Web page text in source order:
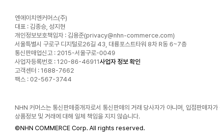
엔에이치엔커머스(주)
대표 : 김종승, 성지현
개인정보보호책임자 : 김용준(privacy@nhn-commerce.com)
서울특별시 구로구 디지털로26길 43, 대륭포스트타워 8차 R동 6~7층
통신판매업신고 : 2015-서울구로-0049
사업자등록번호 : 120-86-46911사업자 정보 확인
고객센터 : 1688-7662
팩스 : 02-567-3744
NHN 커머스는 통신판매중개자로서 통신판매의 거래 당사자가 아니며, 입점판매자가
상품정보 및 거래에 대해 일체 책임을 지지 않습니다.
©NHN COMMERCE Corp. All rights reserved.